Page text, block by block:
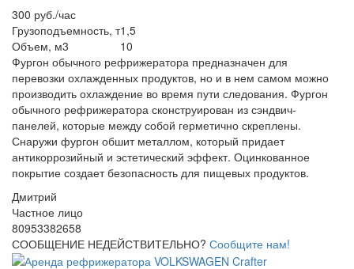
300 руб./час
Грузоподъемность, т1,5
Объем, м3
10
Фургон обычного рефрижератора предназначен для
перевозки охлажденных продуктов, но и в нем самом можно
производить охлаждение во время пути следования. Фургон
обычного рефрижератора сконструирован из сэндвич-
панелей, которые между собой герметично скреплены.
Снаружи фургон обшит металлом, который придает
антикоррозийный и эстетический эффект. Оцинкованное
покрытие создает безопасность для пищевых продуктов.
Дмитрий
Частное лицо
80953382658
СООБЩЕНИЕ НЕДЕЙСТВИТЕЛЬНО? Сообщите нам!